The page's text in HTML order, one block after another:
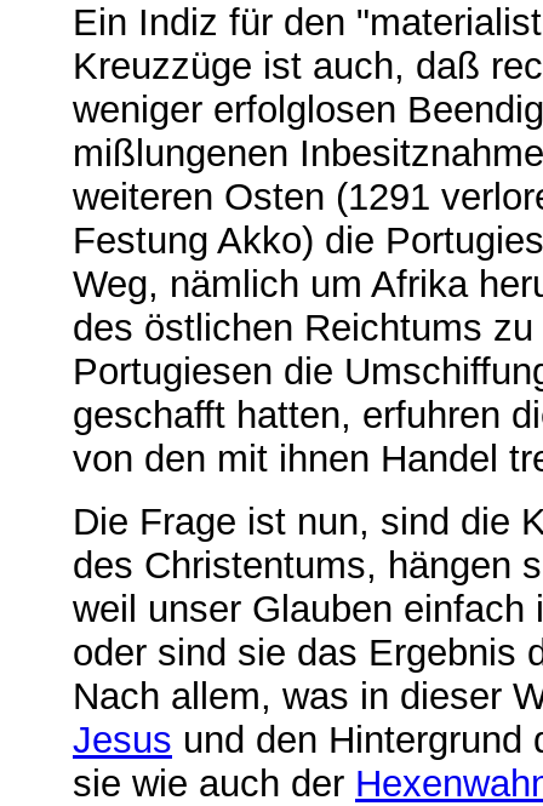
Ein Indiz für den
Kreuzzüge ist auch, daß
weniger erfolglosen
mißlungenen
weiteren Osten (1291
Festung Akko) die
Weg, nämlich um Afrika
des östlichen Reichtums
Portugiesen die
geschafft hatten, erfuhren
von den mit ihnen Handel
Die Frage ist nun, sind die
des Christentums, hängen
weil unser Glauben
oder sind sie das Ergebnis
Nach allem, was in dieser
Jesus und den Hintergrund
sie wie auch der